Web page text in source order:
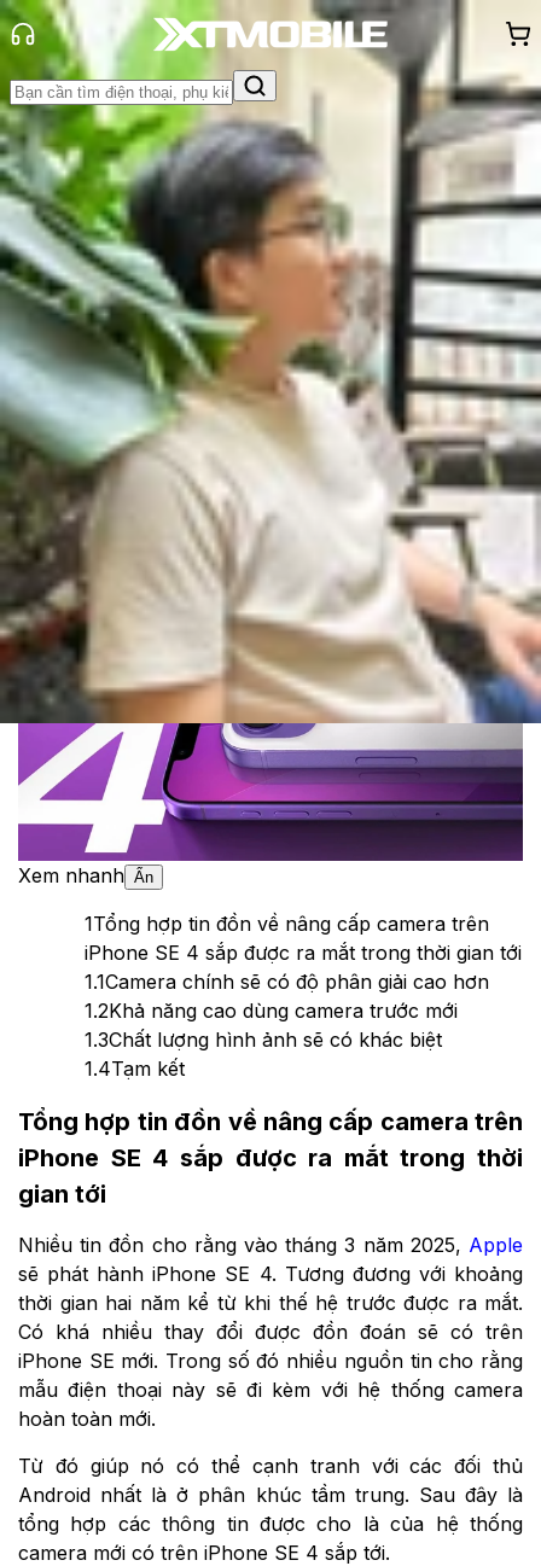
Trang chủ
Tin tức
Tin Mới
Tin MớiĐánh Giá - Trên Tay So SánhTư vấn
mãiThủ thuậtHỏi đápApp - GameThông báoKhách
hàng - Sự kiện
Camera trên iPhone SE 4: Những
tin đồn cho đến thời điểm hiện tại
Vũ Hảo
Ngày đăng:
01/11/2024
Cập nhật:
01/11/2024
Theo dõi XTMobile trên
Xem nhanh Ẩn
1Tổng hợp tin đồn về nâng cấp camera trên
iPhone SE 4 sắp được ra mắt trong thời gian tới
1.1Camera chính sẽ có độ phân giải cao hơn
1.2Khả năng cao dùng camera trước mới
1.3Chất lượng hình ảnh sẽ có khác biệt
1.4Tạm kết
Tổng hợp tin đồn về nâng cấp camera trên
iPhone SE 4 sắp được ra mắt trong thời
gian tới
Nhiều tin đồn cho rằng vào tháng 3 năm 2025, Apple
sẽ phát hành iPhone SE 4. Tương đương với khoảng
thời gian hai năm kể từ khi thế hệ trước được ra mắt.
Có khá nhiều thay đổi được đồn đoán sẽ có trên
iPhone SE mới. Trong số đó nhiều nguồn tin cho rằng
mẫu điện thoại này sẽ đi kèm với hệ thống camera
hoàn toàn mới.
Từ đó giúp nó có thể cạnh tranh với các đối thủ
Android nhất là ở phân khúc tầm trung. Sau đây là
tổng hợp các thông tin được cho là của hệ thống
camera mới có trên iPhone SE 4 sắp tới.